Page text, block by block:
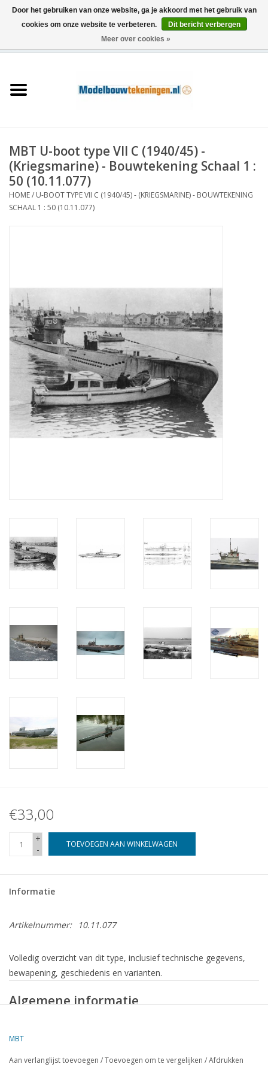
Schepen
Houtbouw
Scenery
Tijdschriften
Nieuwe tekeningen
NIEUWE TIJDSCHRIFTEN
ABONNEMENT DE
MODELBOUWER
Bouwbeschrijvingen
MBT U-boot type VII C (1940/45) -
(Kriegsmarine) - Bouwtekening Schaal 1 :
50 (10.11.077)
HOME/ U-BOOT TYPE VII C (1940/45) - (KRIEGSMARINE) - BOUWTEKENING
SCHAAL 1 : 50 (10.11.077)
€33,00
+
-
TOEVOEGEN AAN WINKELWAGEN
Informatie
Artikelnummer: 10.11.077
Volledig overzicht van dit type, inclusief technische gegevens,
bewapening, geschiedenis en varianten.
Algemene informatie
Type:
Periode
MBT
Aan verlanglijst toevoegen /Toevoegen om te vergelijken /Afdrukken
Door het gebruiken van onze website, ga je akkoord met het gebruik van
cookies om onze website te verbeteren.
Dit bericht verbergen
Meer over cookies »